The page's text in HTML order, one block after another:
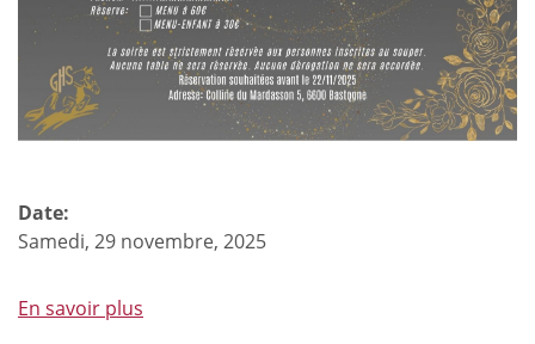
Date:
Samedi, 29 novembre, 2025
En savoir plus